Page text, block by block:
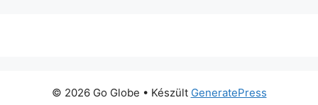
© 2026 Go Globe • Készült GeneratePress